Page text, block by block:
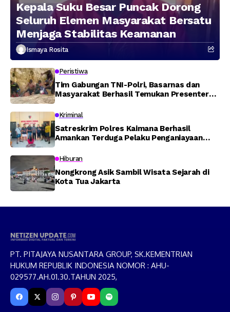
Kepala Suku Besar Puncak Dorong
Seluruh Elemen Masyarakat Bersatu
Menjaga Stabilitas Keamanan
Ismaya Rosita
Peristiwa
Tim Gabungan TNI-Polri, Basarnas dan
Masyarakat Berhasil Temukan Presenter
Memti
Kriminal
Satreskrim Polres Kaimana Berhasil
Amankan Terduga Pelaku Penganiayaan
Hiburan
Nongkrong Asik Sambil Wisata Sejarah di
Kota Tua Jakarta
PT. PITAJAYA NUSANTARA GROUP, SK.KEMENTRIAN
HUKUM REPUBLIK INDONESIA NOMOR : AHU-
029577.AH.01.30.TAHUN 2025,